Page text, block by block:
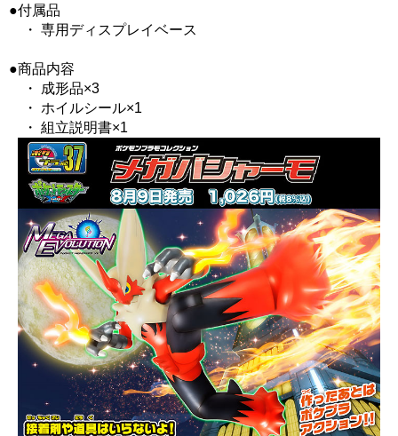
●付属品
・ 専用ディスプレイベース
●商品内容
・ 成形品×3
・ ホイルシール×1
・ 組立説明書×1